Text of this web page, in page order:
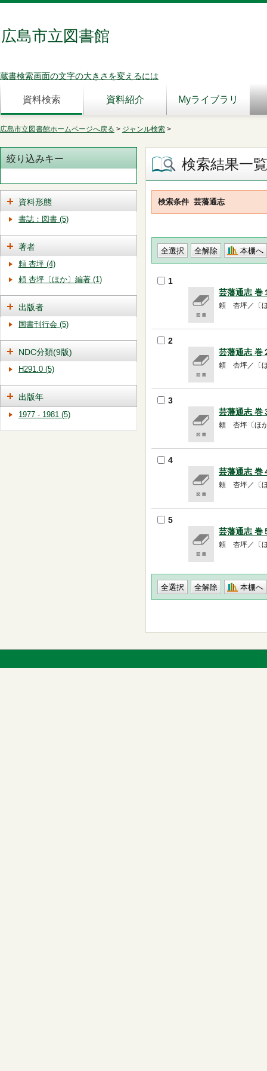
広島市立図書館
蔵書検索画面の文字の大きさを変えるには
資料検索 資料紹介 Myライブラリ
広島市立図書館ホームページへ戻る > ジャンル検索 >
検索結果一覧
検索条件 芸藩通志
本棚へ
1
芸藩通志
頼 杏坪／〔ほ
2
芸藩通志
頼 杏坪／〔ほ
3
芸藩通志
頼 杏坪〔ほか
4
芸藩通志
頼 杏坪／〔ほ
5
芸藩通志
頼 杏坪／〔ほ
本棚へ
絞り込みキー
資料形態
書誌：図書 (5)
著者
頼 杏坪 (4)
頼 杏坪〔ほか〕編著 (1)
出版者
国書刊行会 (5)
NDC分類(9版)
H291.0 (5)
出版年
1977 - 1981 (5)